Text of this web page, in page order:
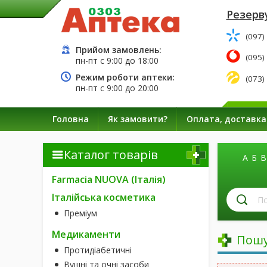
Прийом замовлень:
пн-пт с9:00 до 18:00
Режим роботи аптеки:
пн-пт с9:00 до 20:00
(097)
(095)
(073)
Головна Як замовити? Оплата, доставка
Каталог товарів
Farmacia NUOVA (Італія)
Італійська косметика
Преміум
Медикаменти
Протидіабетичні
Вушні та очні засоби
А Б В
за